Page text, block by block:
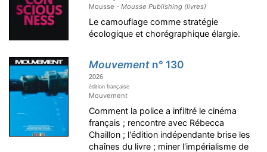
Mousse -Mousse Publishing (livres)
Le camouflage comme stratégie
écologique et chorégraphique élargie.
Mouvement n° 130
2026
édition française
Mouvement
Comment la police a infiltré le cinéma
français ; rencontre avec Rébecca
Chaillon ; l'édition indépendante brise les
chaînes du livre ; miner l'impérialisme de